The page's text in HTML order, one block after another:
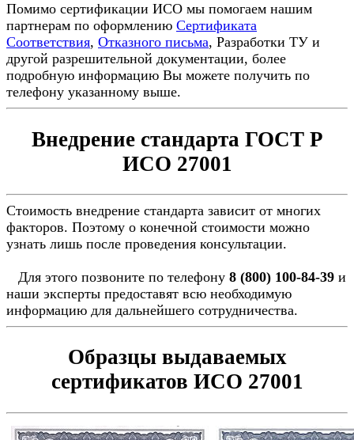
Помимо сертификации ИСО мы помогаем нашим
партнерам по оформлению Сертификата
Соответствия, Отказного письма, Разработки ТУ и
другой разрешительной документации, более
подробную информацию Вы можете получить по
телефону указанному выше.
Внедрение стандарта ГОСТ Р
ИСО 27001
Стоимость внедрение стандарта зависит от многих
факторов. Поэтому о конечной стоимости можно
узнать лишь после проведения консультации.
Для этого позвоните по телефону 8 (800) 100-84-39 и
наши эксперты предоставят всю необходимую
информацию для дальнейшего сотрудничества.
Образцы выдаваемых
сертификатов ИСО 27001